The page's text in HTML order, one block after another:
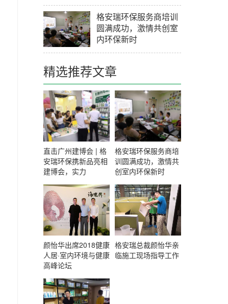
格安瑞环保服务商培训
圆满成功，激情共创室
内环保新时
精选推荐文章
直击广州建博会 | 格
安瑞环保携新品亮相
建博会，实力
格安瑞环保服务商培
训圆满成功，激情共
创室内环保新时
颜怡华出席2018健康
人居·室内环境与健康
高峰论坛
格安瑞总裁颜怡华亲
临施工现场指导工作